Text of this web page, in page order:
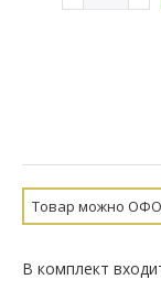
Товар можно
В комплект